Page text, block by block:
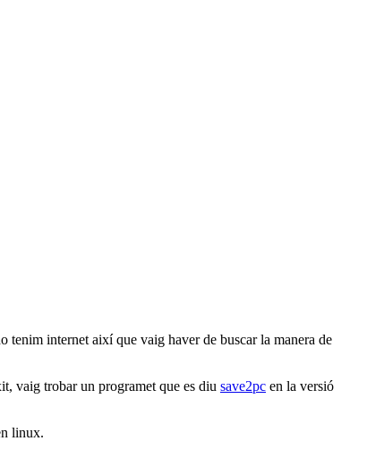
tenim internet així que vaig haver de buscar la manera de
vaig trobar un programet que es diu save2pc en la versió
linux.